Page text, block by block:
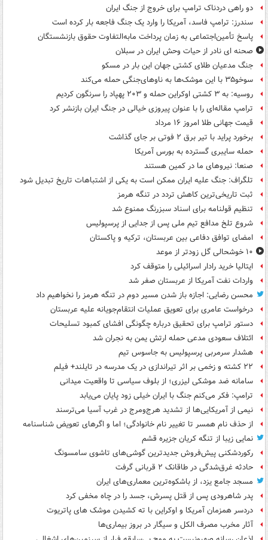
دو راهی دردناک ترامپ برای خروج از جنگ ایران
سندرز: ترامپ فاسد، آمریکا را وارد یک جنگ فاجعه بار کرده است
پاسخ تأمین‌اجتماعی به زمان پرداخت مابه‌التفاوت حقوق بازنشستگان
صحنه ای نادر از حیات وحش ایران در سبلان
جنگ مدعیان طلای کشتی جهان این بار در مسکو
سوخو۳۵ با این موشک‌ها به ناوهای‌جنگی حمله می‌کند
روسیه: به ۳ کشتی اوکراین حمله و ۲۰۳ پهپاد را سرنگون کردیم
ترامپ مقاله‌ای را با عنوان پیروزی خیالی در جنگ ایران بازنشر کرد
قیمت جهانی طلا امروز ۱۶ مرداد
برخورد پراید با تیر برق ۲ فوتی بر جای گذاشت
حمله سایبری گسترده به بورس آمریکا
صنعا: نیروهای ما در کمین‌ هستند
تلگراف: جنگ علیه ایران ممکن است به یکی از اشتباهات تاریخ تبدیل شود
ثبت تاریخی‌ترین کاهش تردد در تنگه هرمز
تنظیم قولنامه برای اسناد سبزرنگ ممنوع شد
شروع تلخ مدافع تیم ملی پس از جدایی از پرسپولیس
امضای توافق دفاعی بین عربستان، ترکیه و پاکستان
۱۰ خوشحالی گل زودتر از موعد
ایتالیا خرید رادار اسرائیلی را متوقف کرد
واردات نفت آمریکا از عربستان صفر شد
محسن رضایی: اجازه باز شدن مسیر دوم در تنگه هرمز را نخواهیم داد
درخواست عامری برای تعویق عملیات انتقام‌جویانه علیه عربستان
دستور ترامپ برای تحقیق درباره چگونگی افشای کمبود تسلیحات
ائتلاف سعودی مدعی حمله ارتش یمن به نجران شد
هشدار سرمربی پرسپولیس به جاسوس تیم
۲۲ کشته و زخمی بر اثر تیراندازی در یک مدرسه در تایلند+ فیلم
سامانه ضد موشکی لیزری؛ از بلوف سیاسی تا واقعیت میدانی
ترامپ: فکر می‌کنم جنگ با ایران خیلی زود پایان می‌یابد
نیمی از آمریکایی‌ها از تشدید هرج‌ومرج در غرب آسیا می‌ترسند
از حذف نام همسر تا تغییر نام خانوادگی؛ اما و اگرهای تعویض شناسنامه
نمایی زیبا از تنگه کریان جزیره قشم
رکوردشکنی پیش‌فروش جدیدترین گوشی‌های تاشوی سامسونگ
حادثه غرق‌شدگی در طاقانک ۲ قربانی گرفت
مسجد جامع یزد، از باشکوه‌ترین معماری‌های ایران
پدر شاهرودی پس از قتل پسرش، جسد را در چاه مخفی کرد
دردسر همزمان آمریکا و اوکراین با ته کشیدن موشک های پاتریوت
آثار مخرب مصرف الکل و سیگار در بروز بیماری‌ها